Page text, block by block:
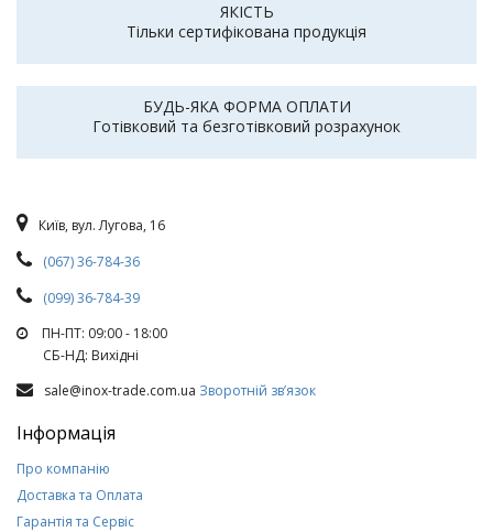
ЯКІСТЬ
Тільки сертифікована продукція
БУДЬ-ЯКА ФОРМА ОПЛАТИ
Готівковий та безготівковий розрахунок
Київ, вул. Лугова, 16
(067) 36-784-36
(099) 36-784-39
ПН-ПТ: 09:00 - 18:00
СБ-НД: Вихiднi
sale@inox-trade.com.ua Зворотній зв’язок
Інформація
Про компанію
Доставка та Оплата
Гарантія та Сервіс